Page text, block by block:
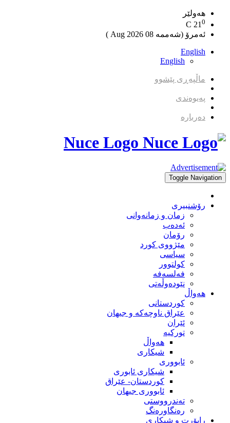
هەولێر
21 0
ئەمرۆ (شەممە 08 2026 Aug )
English
English
ماڵپەڕی پێشوو
پەیوەندی
دەربارە
Nuce Logo
Toggle Navigation
رۆشنبیری
زمان و زمانه‌وانی
ئەدەب
رۆمان
مێژووى کورد
سیاسى
کولتوور
فەلسەفە
نێودەوڵەتی
هەواڵ
کوردستانی
عێراق ناوچەکە و جیهان
ئێران
تورکیە
هەواڵ
شیکاری
ئابووری
شیکاری ئابوری
کوردستان- عێراق
ئابووری جیهان
تەندرووستی
رەنگاورەنگ
راپۆرت و شیکاری